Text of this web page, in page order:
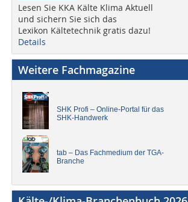
Lesen Sie KKA Kälte Klima Aktuell
und sichern Sie sich das
Lexikon Kältetechnik gratis dazu!
Details
Weitere Fachmagazine
SHK Profi – Online-Portal für das
SHK-Handwerk
tab – Das Fachmedium der TGA-
Branche